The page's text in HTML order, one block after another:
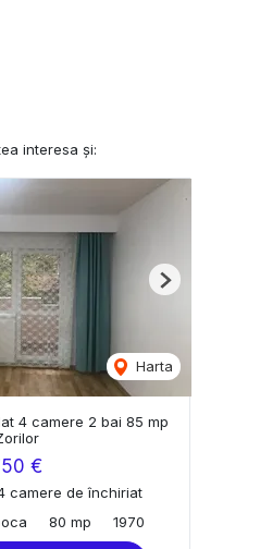
interesa și:
Harta
Next
4 camere 2 bai 85 mp
€
camere de închiriat
80 mp 1970